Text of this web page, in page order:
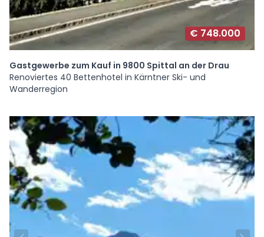
€ 748.000
Gastgewerbe zum Kauf in 9800 Spittal an der Drau
Renoviertes 40 Bettenhotel in Kärntner Ski- und
Wanderregion